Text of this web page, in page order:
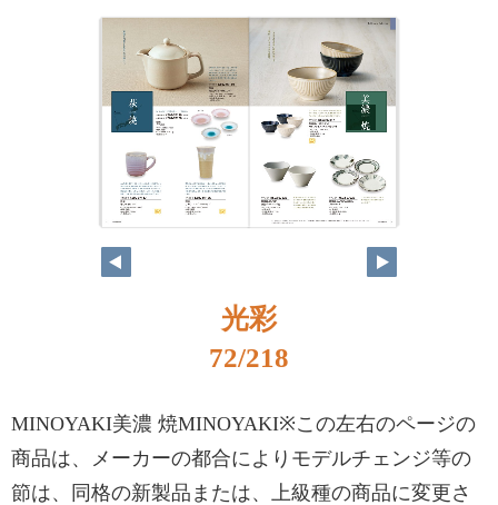
光彩
72/218
MINOYAKI美濃 焼MINOYAKI※この左右のページの
商品は、メーカーの都合によりモデルチェンジ等の
節は、同格の新製品または、上級種の商品に変更さ